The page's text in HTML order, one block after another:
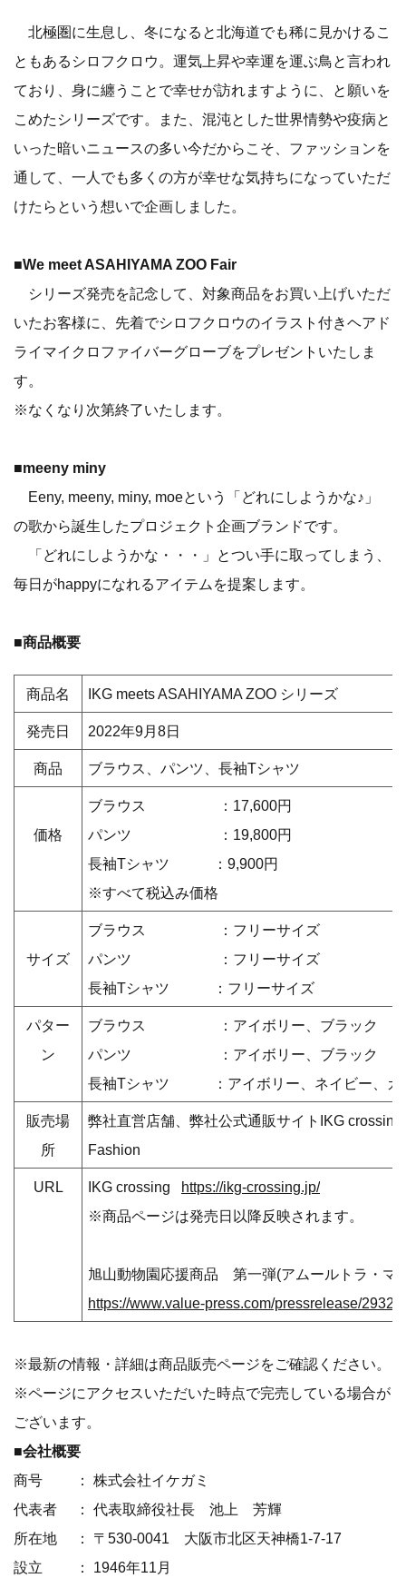
北極圏に生息し、冬になると北海道でも稀に見かけるこ
ともあるシロフクロウ。運気上昇や幸運を運ぶ鳥と言われ
ており、身に纏うことで幸せが訪れますように、と願いを
こめたシリーズです。また、混沌とした世界情勢や疫病と
いった暗いニュースの多い今だからこそ、ファッションを
通して、一人でも多くの方が幸せな気持ちになっていただ
けたらという想いで企画しました。
■We meet ASAHIYAMA ZOO Fair
シリーズ発売を記念して、対象商品をお買い上げいただ
いたお客様に、先着でシロフクロウのイラスト付きヘアド
ライマイクロファイバーグローブをプレゼントいたしま
す。
※なくなり次第終了いたします。
■meeny miny
Eeny, meeny, miny, moeという「どれにしようかな♪」
の歌から誕生したプロジェクト企画ブランドです。
「どれにしようかな・・・」とつい手に取ってしまう、
毎日がhappyになれるアイテムを提案します。
■商品概要
商品名 IKG meets ASAHIYAMA ZOO シリーズ
発売日 2022年9月8日
商品 ブラウス、パンツ、長袖Tシャツ
価格
ブラウス ：17,600円
パンツ ：19,800円
長袖Tシャツ ：9,900円
※すべて税込み価格
サイズ
ブラウス ：フリーサイズ
パンツ ：フリーサイズ
長袖Tシャツ ：フリーサイズ
パター
ン
ブラウス ：アイボリー、ブラック
パンツ ：アイボリー、ブラック
長袖Tシャツ ：アイボリー、ネイビー、カ
販売場
所
弊社直営店舗、弊社公式通販サイトIKG
Fashion
URL IKG crossing
https://ikg-crossing.jp/
※商品ページは発売日以降反映されます。
旭山動物園応援商品 第一弾(アムールトラ・マ
https://www.value-press.com/pressrelease/
※最新の情報・詳細は商品販売ページをご確認ください。
※ページにアクセスいただいた時点で完売している場合が
ございます。
■会社概要
商号 ： 株式会社イケガミ
代表者 ： 代表取締役社長 池上 芳輝
所在地 ： 〒530-0041 大阪市北区天神橋1-7-17
設立 ： 1946年11月